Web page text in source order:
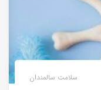
سلامت سالمندان